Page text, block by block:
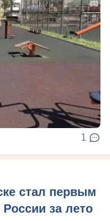
1
стал первым
за лето